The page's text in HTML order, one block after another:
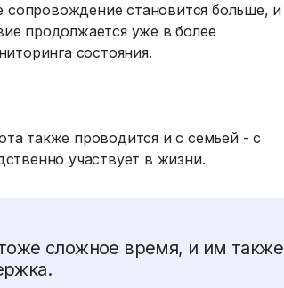
сопровождение становится больше, и
продолжается уже в более
состояния.
также проводится и с семьей - с
участвует в жизни.
сложное время, и им также